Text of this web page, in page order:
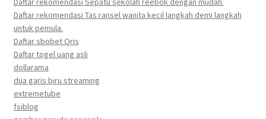
Daftar rekomendasi Tas ransel wanita kecil langkah demi langkah
untuk pemula.
Daftar sbobet Qris
Daftar togel uang asli
dollarama
dua garis biru streaming
extremetube
fsiblog